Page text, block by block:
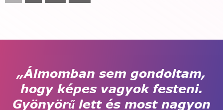
„Álmomban sem gondoltam,
hogy képes vagyok festeni.
Gyönyörű lett és most nagyon